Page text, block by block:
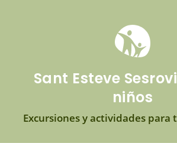
Sant Esteve
niños
Excursiones y actividades para